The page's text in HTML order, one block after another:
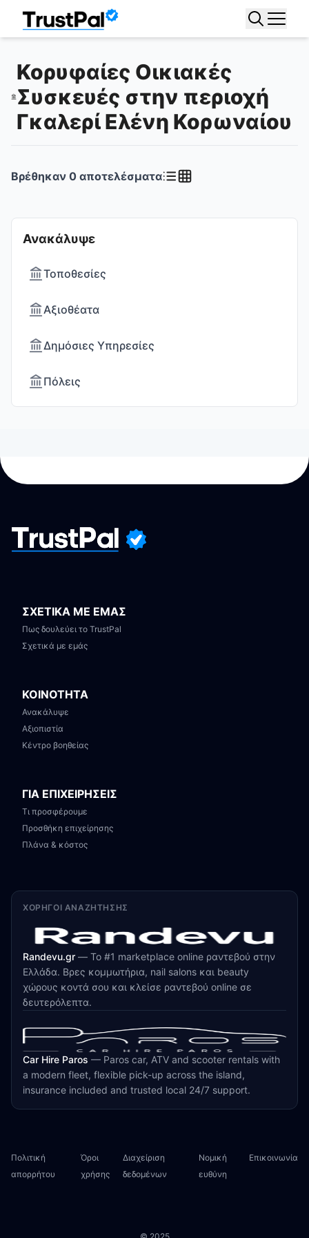
Κορυφαίες Οικιακές
Συσκευές στην περιοχή
Γκαλερί Ελένη Κορωναίου
Ανακάλυψε
Τοποθεσίες
Αξιοθέατα
Δημόσιες Υπηρεσίες
Πόλεις
Βρέθηκαν 0 αποτελέσματα
ΣΧΕΤΙΚΑ ΜΕ ΕΜΑΣ
Πως δουλεύει το TrustPal
Σχετικά με εμάς
ΚΟΙΝΟΤΗΤΑ
Ανακάλυψε
Αξιοπιστία
Κέντρο βοηθείας
ΓΙΑ ΕΠΙΧΕΙΡΗΣΕΙΣ
Τι προσφέρουμε
Προσθήκη επιχείρησης
Πλάνα & κόστος
ΧΟΡΗΓΟΊ ΑΝΑΖΉΤΗΣΗΣ
Randevu.gr — Το #1 marketplace online ραντεβού στην
Ελλάδα. Βρες κομμωτήρια, nail salons και beauty
χώρους κοντά σου και κλείσε ραντεβού online σε
δευτερόλεπτα.
Car Hire Paros — Paros car, ATV and scooter rentals with
a modern fleet, flexible pick-up across the island,
insurance included and trusted local 24/7 support.
Πολιτική
απορρήτου
Όροι
χρήσης
Διαχείριση
δεδομένων
Νομική
ευθύνη
Επικοινωνία